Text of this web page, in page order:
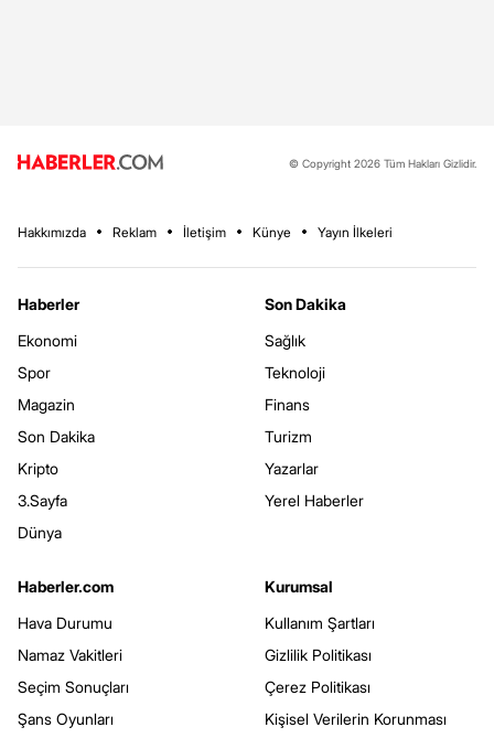
© Copyright 2026 Tüm Hakları Gizlidir.
Hakkımızda Reklam İletişim Künye Yayın İlkeleri
Haberler
Ekonomi
Spor
Magazin
Son Dakika
Kripto
3.Sayfa
Dünya
Son Dakika
Sağlık
Teknoloji
Finans
Turizm
Yazarlar
Yerel Haberler
Haberler.com
Hava Durumu
Namaz Vakitleri
Seçim Sonuçları
Şans Oyunları
Kurumsal
Kullanım Şartları
Gizlilik Politikası
Çerez Politikası
Kişisel Verilerin Korunması